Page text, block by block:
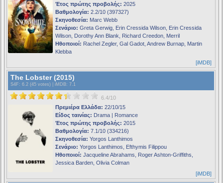
Έτος πρώτης προβολής: 2025
Βαθμολογία: 2.2/10 (397327)
Σκηνοθεσία: Marc Webb
Σενάριο: Greta Gerwig, Erin Cressida Wilson, Erin Cressida
Wilson, Dorothy Ann Blank, Richard Creedon, Merril
Ηθοποιοί: Rachel Zegler, Gal Gadot, Andrew Burnap, Martin
Klebba
[iMDB]
The Lobster (2015)
S4F : 6.2 (45 votes) | iMDB: 7.1
6.4/10
Πρεμιέρα Ελλάδα: 22/10/15
Είδος ταινίας: Drama | Romance
Έτος πρώτης προβολής: 2015
Βαθμολογία: 7.1/10 (334216)
Σκηνοθεσία: Yorgos Lanthimos
Σενάριο: Yorgos Lanthimos, Efthymis Filippou
Ηθοποιοί: Jacqueline Abrahams, Roger Ashton-Griffiths,
Jessica Barden, Olivia Colman
[iMDB]